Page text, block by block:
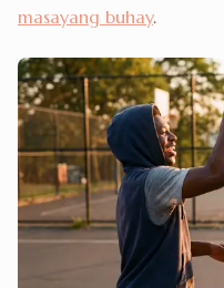
masayang buhay.